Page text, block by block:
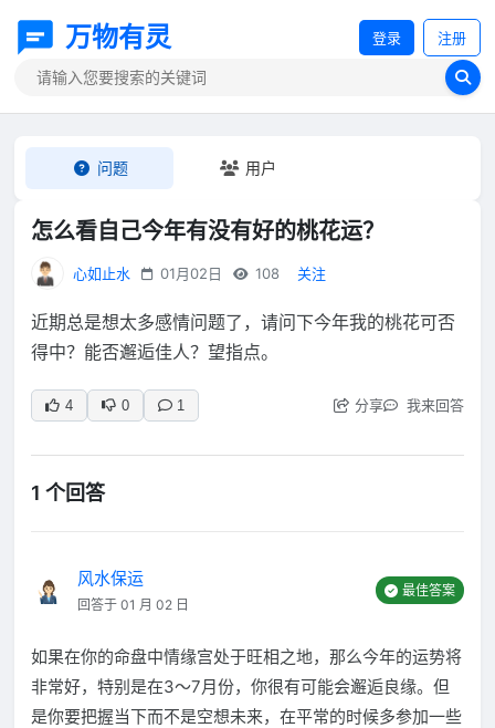
万物有灵 登录 注册
问题 用户
怎么看自己今年有没有好的桃花运？
心如止水 01月02日 108 关注
近期总是想太多感情问题了，请问下今年我的桃花可否
得中？能否邂逅佳人？望指点。
4 0 1 分享 我来回答
1 个回答
风水保运
回答于 01 月 02 日
最佳答案
如果在你的命盘中情缘宫处于旺相之地，那么今年的运势将
非常好，特别是在3～7月份，你很有可能会邂逅良缘。但
是你要把握当下而不是空想未来，在平常的时候多参加一些